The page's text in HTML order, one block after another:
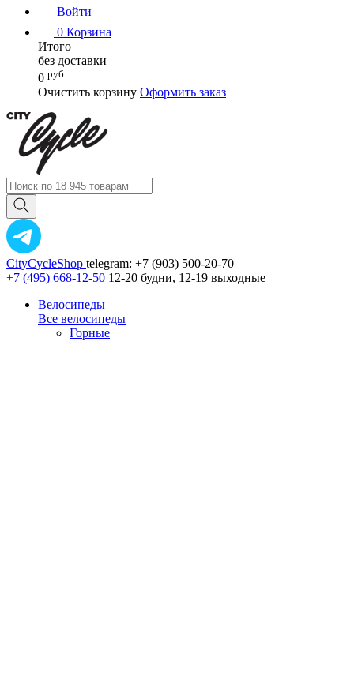
Войти
0 Корзина
Итого
без доставки
0 руб
Очистить корзину Оформить заказ
CityCycleShop telegram: +7 (903) 500-20-70
+7 (495) 668-12-50 12-20 будни, 12-19 выходные
Велосипеды
Все велосипеды
Горные